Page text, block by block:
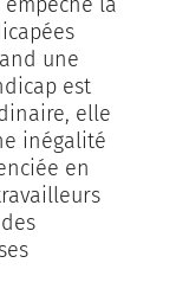
une
est
elle
inégalité
en